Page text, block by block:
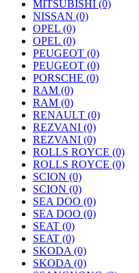
MITSUBISHI (0)
NISSAN (0)
OPEL (0)
OPEL (0)
PEUGEOT (0)
PEUGEOT (0)
PORSCHE (0)
RAM (0)
RAM (0)
RENAULT (0)
REZVANI (0)
REZVANI (0)
ROLLS ROYCE (0)
ROLLS ROYCE (0)
SCION (0)
SCION (0)
SEA DOO (0)
SEA DOO (0)
SEAT (0)
SEAT (0)
SKODA (0)
SKODA (0)